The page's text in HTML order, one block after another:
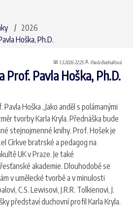
2026
Hoška, Ph.D.
1.3.2026 22:25 Pavla Bednářová
Prof. Pavla Hoška, Ph.D.
Hoška „Jako anděl s polámanými
tvorby Karla Kryla. Přednáška bude
stejnojmenné knihy. Prof. Hošek je
Církve bratrské a pedagog na
UK v Praze. Je také
akademie. Dlouhodobě se
v umělecké tvorbě a v minulosti
C.S. Lewisovi, J.R.R. Tolkienovi, J.
představí duchovní profil Karla Kryla.